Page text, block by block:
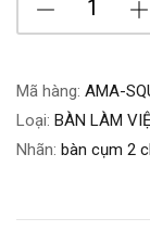
Mã hàng: AMA-
Loại: BÀN LÀM
Nhãn: bàn cụm 2